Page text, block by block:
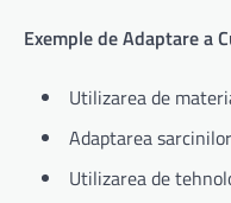
Exemple de Adaptare a
Utilizarea de
Adaptarea
Utilizarea de